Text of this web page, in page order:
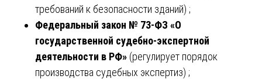
требований к безопасности зданий) ;
Федеральный закон № 73-ФЗ «О
государственной судебно-экспертной
деятельности в РФ» (регулирует порядок
производства судебных экспертиз) ;